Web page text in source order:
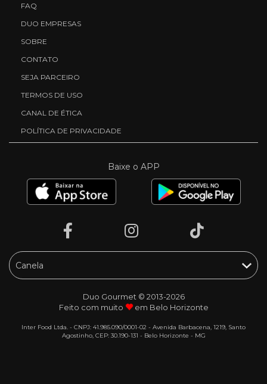
FAQ
DUO EMPRESAS
SOBRE
CONTATO
SEJA PARCEIRO
TERMOS DE USO
CANAL DE ÉTICA
POLÍTICA DE PRIVACIDADE
Baixe o APP
Duo Gourmet © 2013-2026
Feito com muito
em Belo Horizonte
Inter Food Ltda. - CNPJ: 41.985.090/0001-02 - Avenida Barbacena, 1219, Santo
Agostinho, CEP: 30.190-131 - Belo Horizonte - MG